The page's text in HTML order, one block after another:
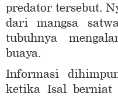
predator tersebut.
dari mangsa
tubuhnya
buaya.
Informasi
ketika Isal berniat